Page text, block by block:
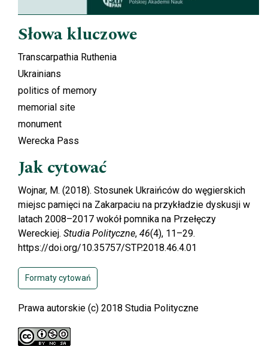
Słowa kluczowe
Transcarpathia Ruthenia
Ukrainians
politics of memory
memorial site
monument
Werecka Pass
Jak cytować
Wojnar, M. (2018). Stosunek Ukraińców do węgierskich
miejsc pamięci na Zakarpaciu na przykładzie dyskusji w
latach 2008–2017 wokół pomnika na Przełęczy
Wereckiej. Studia Polityczne, 46(4), 11–29.
https://doi.org/10.35757/STP.2018.46.4.01
Formaty cytowań
Prawa autorskie (c) 2018 Studia Polityczne